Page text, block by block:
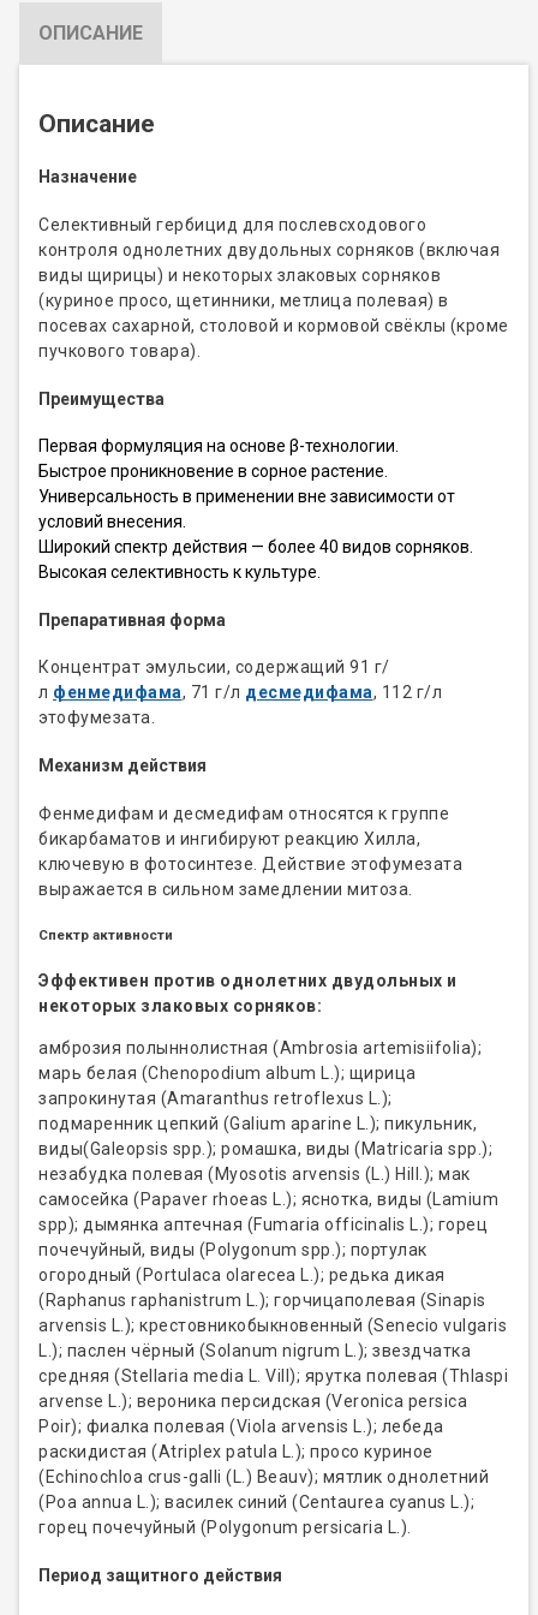
ОПИСАНИЕ
Описание
Назначение
Селективный гербицид для послевсходового
контроля однолетних двудольных сорняков (включая
виды щирицы) и некоторых злаковых сорняков
(куриное просо, щетинники, метлица полевая) в
посевах сахарной, столовой и кормовой свёклы (кроме
пучкового товара).
Преимущества
Первая формуляция на основе β-технологии.
Быстрое проникновение в сорное растение.
Универсальность в применении вне зависимости от
условий внесения.
Широкий спектр действия — более 40 видов сорняков.
Высокая селективность к культуре.
Препаративная форма
Концентрат эмульсии, содержащий 91 г/
л фенмедифама, 71 г/л десмедифама, 112 г/л
этофумезата.
Механизм действия
Фенмедифам и десмедифам относятся к группе
бикарбаматов и ингибируют реакцию Хилла,
ключевую в фотосинтезе. Действие этофумезата
выражается в сильном замедлении митоза.
Спектр активности
Эффективен против однолетних двудольных и
некоторых злаковых сорняков:
амброзия полыннолистная (Ambrosia artemisiifolia);
марь белая (Chenopodium album L.); щирица
запрокинутая (Amaranthus retroflexus L.);
подмаренник цепкий (Galium aparine L.); пикульник,
виды(Galeopsis spp.); ромашка, виды (Matricaria spp.);
незабудка полевая (Myosotis arvensis (L.) Hill.); мак
самосейка (Papaver rhoeas L.); яснотка, виды (Lamium
spp); дымянка аптечная (Fumaria officinalis L.); горец
почечуйный, виды (Polygonum spp.); портулак
огородный (Portulaca olarecea L.); редька дикая
(Raphanus raphanistrum L.); горчицаполевая (Sinapis
arvensis L.); крестовникобыкновенный (Senecio vulgaris
L.); паслен чёрный (Solanum nigrum L.); звездчатка
средняя (Stellaria media L. Vill); ярутка полевая (Thlaspi
arvense L.); вероника персидская (Veronica persica
Poir); фиалка полевая (Viola arvensis L.); лебеда
раскидистая (Atriplex patula L.); просо куриное
(Echinochloa crus-galli (L.) Beauv); мятлик однолетний
(Poa annua L.); василек синий (Centaurea cyanus L.);
горец почечуйный (Polygonum persicaria L.).
Период защитного действия